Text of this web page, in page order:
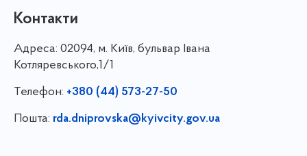
Контакти
Адреса: 02094, м. Київ, бульвар Івана
Котляревського,1/1
Телефон: +380 (44) 573-27-50
Пошта: rda.dniprovska@kyivcity.gov.ua